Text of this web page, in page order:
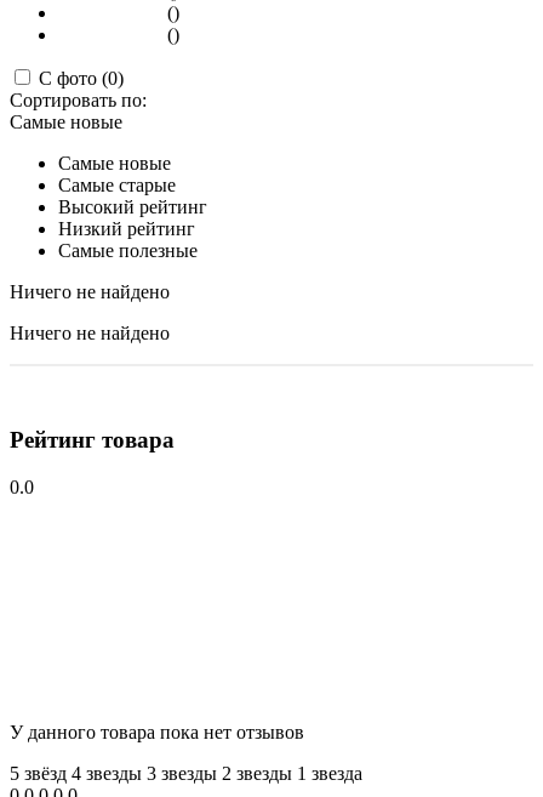
()
()
С фото (0)
Сортировать по:
Самые новые
Самые новые
Самые старые
Высокий рейтинг
Низкий рейтинг
Самые полезные
Ничего не найдено
Ничего не найдено
Рейтинг товара
0.0
У данного товара пока нет отзывов
5 звёзд 4 звeзды 3 звeзды 2 звeзды 1 звeзда